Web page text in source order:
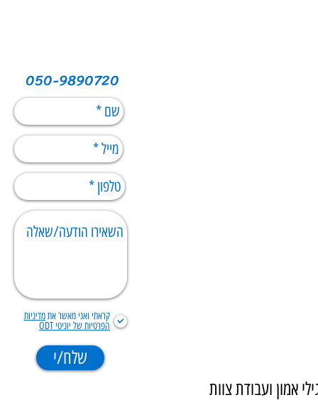
050-9890720
קראתי ואני מאשר אתמדיניות
הפרטיות של יוניטי ODT
שלח/י
אמון ועבודת צוות